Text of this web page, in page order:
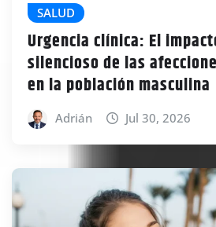
SALUD
Urgencia clínica: El
silencioso de las
en la población masculina
Adrián Jul 30, 2026